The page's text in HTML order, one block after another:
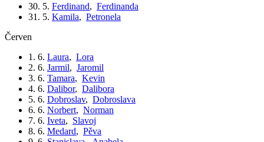
30. 5. Ferdinand, Ferdinanda
31. 5. Kamila, Petronela
červen
1. 6. Laura, Lora
2. 6. Jarmil, Jaromil
3. 6. Tamara, Kevin
4. 6. Dalibor, Dalibora
5. 6. Dobroslav, Dobroslava
6. 6. Norbert, Norman
7. 6. Iveta, Slavoj
8. 6. Medard, Pěva